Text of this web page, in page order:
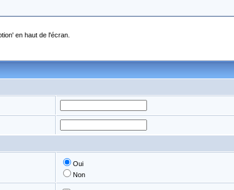
en haut de l'écran.
Oui
Non